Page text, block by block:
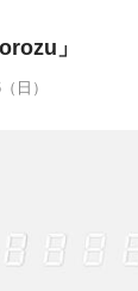
」
日）